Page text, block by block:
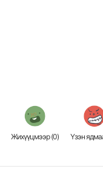
Жихүүцмээр (0) Үзэн